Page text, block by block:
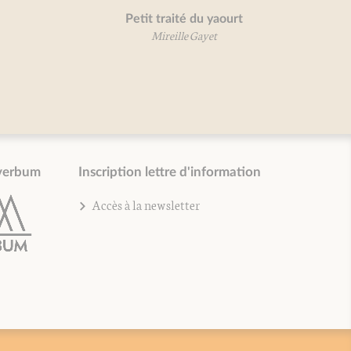
Petit traité du yaourt
Mireille Gayet
Inscription lettre d'information
Accès à la newsletter